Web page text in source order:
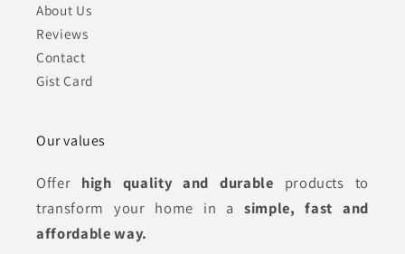
Raúl Romero Gómez
Muy bonito y muy buena
About Us
Reviews
Contact
Gist Card
Our values
Offer high quality and durable products to
transform your home in a simple, fast and
affordable way.